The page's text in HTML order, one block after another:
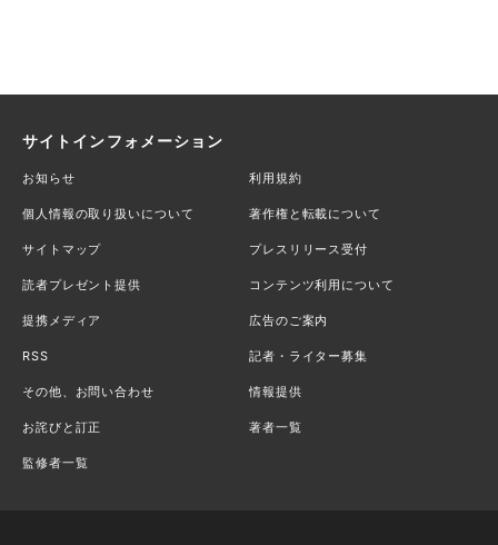
サイトインフォメーション
お知らせ 利用規約
個人情報の取り扱いについて 著作権と転載について
サイトマップ プレスリリース受付
読者プレゼント提供 コンテンツ利用について
提携メディア 広告のご案内
RSS 記者・ライター募集
その他、お問い合わせ 情報提供
お詫びと訂正 著者一覧
監修者一覧